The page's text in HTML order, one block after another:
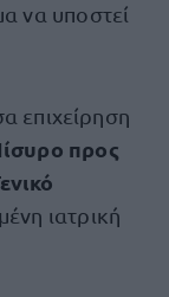
να υποστεί
επιχείρηση
προς
ιατρική